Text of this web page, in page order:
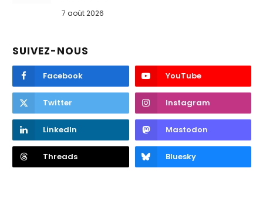
7 août 2026
SUIVEZ-NOUS
Facebook YouTube
Twitter Instagram
LinkedIn Mastodon
Threads Bluesky